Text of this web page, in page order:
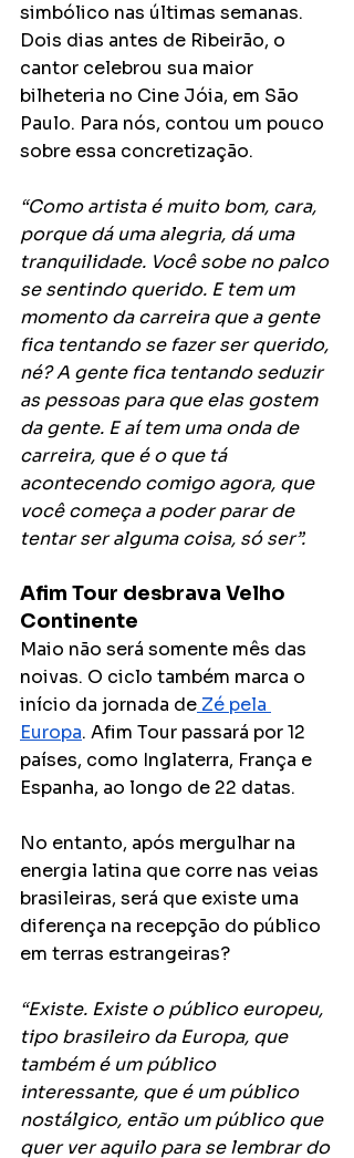
simbólico nas últimas semanas.
Dois dias antes de Ribeirão, o
cantor celebrou sua maior
bilheteria no Cine Jóia, em São
Paulo. Para nós, contou um pouco
sobre essa concretização.
“Como artista é muito bom, cara,
porque dá uma alegria, dá uma
tranquilidade. Você sobe no palco
se sentindo querido. E tem um
momento da carreira que a gente
fica tentando se fazer ser querido,
né? A gente fica tentando seduzir
as pessoas para que elas gostem
da gente. E aí tem uma onda de
carreira, que é o que tá
acontecendo comigo agora, que
você começa a poder parar de
tentar ser alguma coisa, só ser”.
Afim Tour desbrava Velho
Continente
Maio não será somente mês das
noivas. O ciclo também marca o
início da jornada de Zé pela
Europa. Afim Tour passará por 12
países, como Inglaterra, França e
Espanha, ao longo de 22 datas.
No entanto, após mergulhar na
energia latina que corre nas veias
brasileiras, será que existe uma
diferença na recepção do público
em terras estrangeiras?
“Existe. Existe o público europeu,
tipo brasileiro da Europa, que
também é um público
interessante, que é um público
nostálgico, então um público que
quer ver aquilo para se lembrar do